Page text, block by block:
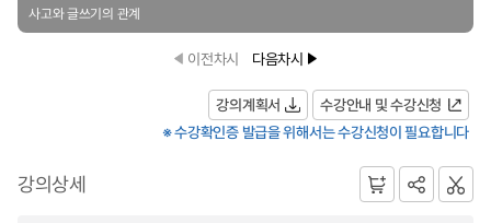
사고와 글쓰기의 관계
이전차시 다음차시
강의계획서
수강안내 및 수강신청
※ 수강확인증 발급을 위해서는 수강신청이 필요합니다
강의상세